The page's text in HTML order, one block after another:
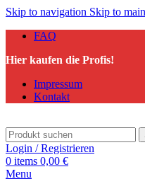
Skip to navigation Skip to
FAQ
Hier kaufen die Profis!
Impressum
Kontakt
Login / Registrieren
0 items 0,00 €
Menu